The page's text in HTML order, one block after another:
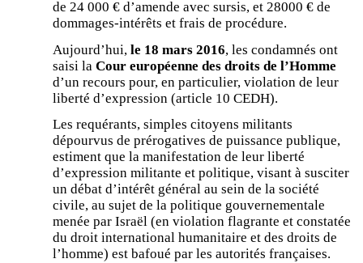
de 24 000 € d’amende avec sursis, et 28000 € de
dommages-intérêts et frais de procédure.
Aujourd’hui, le 18 mars 2016, les condamnés ont
saisi la Cour européenne des droits de l’Homme
d’un recours pour, en particulier, violation de leur
liberté d’expression (article 10 CEDH).
Les requérants, simples citoyens militants
dépourvus de prérogatives de puissance publique,
estiment que la manifestation de leur liberté
d’expression militante et politique, visant à susciter
un débat d’intérêt général au sein de la société
civile, au sujet de la politique gouvernementale
menée par Israël (en violation flagrante et constatée
du droit international humanitaire et des droits de
l’homme) est bafoué par les autorités françaises.